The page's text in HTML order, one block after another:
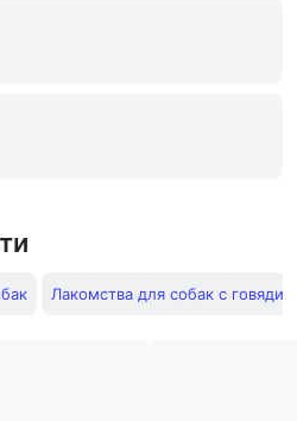
Лакомства для собак с